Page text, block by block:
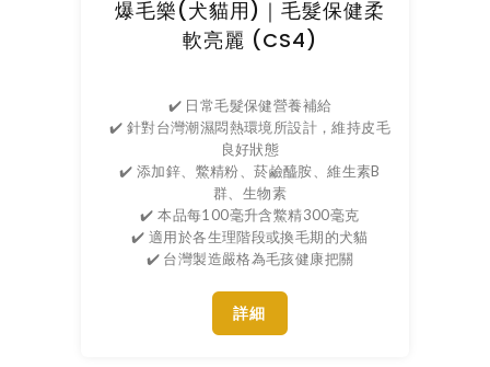
爆毛樂(犬貓用)｜毛髮保健柔
軟亮麗 (CS4)
✔️ 日常毛髮保健營養補給
✔️ 針對台灣潮濕悶熱環境所設計，維持皮毛
良好狀態
✔️ 添加鋅、鱉精粉、菸鹼醯胺、維生素B
群、生物素
✔️ 本品每100毫升含鱉精300毫克
✔️ 適用於各生理階段或換毛期的犬貓
✔️ 台灣製造嚴格為毛孩健康把關
詳細